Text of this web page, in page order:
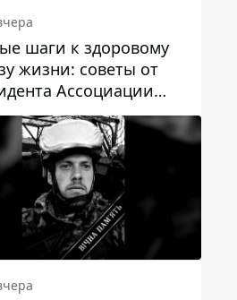
шаги к здоровому
жизни: советы от
Ассоциации
Украины